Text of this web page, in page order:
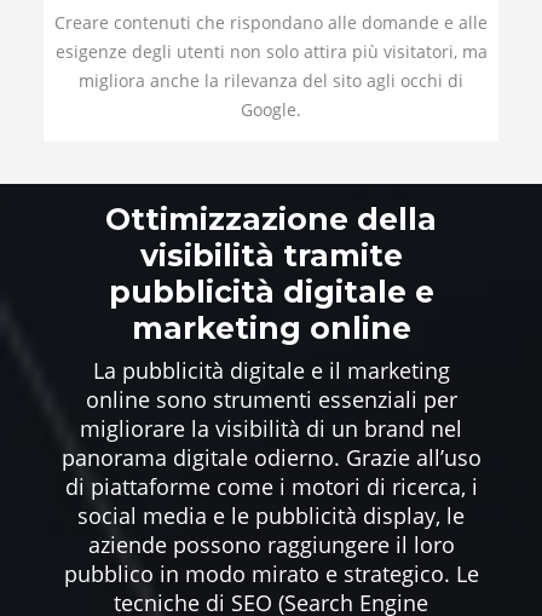
Creare contenuti che rispondano alle domande e alle
esigenze degli utenti non solo attira più visitatori, ma
migliora anche la rilevanza del sito agli occhi di
Google.
Ottimizzazione della
visibilità tramite
pubblicità digitale e
marketing online
La pubblicità digitale e il marketing
online sono strumenti essenziali per
migliorare la visibilità di un brand nel
panorama digitale odierno. Grazie all’uso
di piattaforme come i motori di ricerca, i
social media e le pubblicità display, le
aziende possono raggiungere il loro
pubblico in modo mirato e strategico. Le
tecniche di SEO (Search Engine